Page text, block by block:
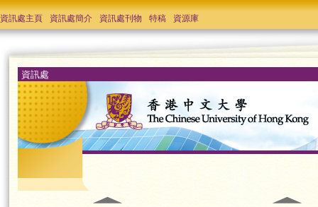
資訊處主頁 資訊處簡介 資訊處刊物 特稿 資源庫
資訊處